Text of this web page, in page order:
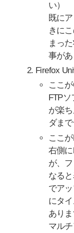
い）
既に
きに
まっ
事があ
Firefox
ここ
FTP
が楽
ダま
ここ
右側
が、
なる
でア
にタ
あり
マル